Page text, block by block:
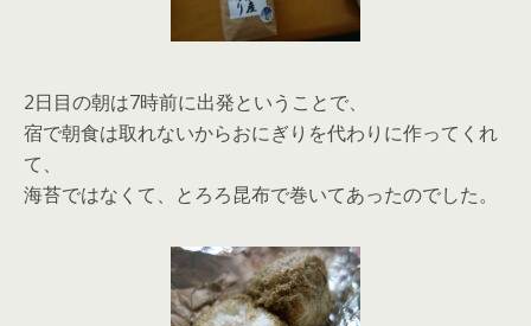
2日目の朝は7時前に出発ということで、
宿で朝食は取れないからおにぎりを代わりに作ってくれ
て、
海苔ではなくて、とろろ昆布で巻いてあったのでした。